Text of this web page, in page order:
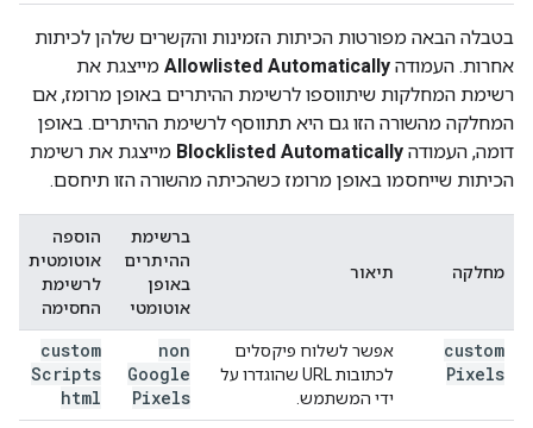
בטבלה הבאה מפורטות הכיתות הזמינות והקשרים שלהן לכיתות
אחרות. העמודה Allowlisted Automatically מייצגת את
רשימת המחלקות שיתווספו לרשימת ההיתרים באופן מרומז, אם
המחלקה מהשורה הזו גם היא תתווסף לרשימת ההיתרים. באופן
דומה, העמודה Blocklisted Automatically מייצגת את רשימת
הכיתות שייחסמו באופן מרומז כשהכיתה מהשורה הזו תיחסם.
מחלקה תיאור
ברשימת
ההיתרים
באופן
אוטומטי
הוספה
אוטומטית
לרשימת
החסימה
custom
Pixels
אפשר לשלוח פיקסלים
לכתובות URL שהוגדרו על
ידי המשתמש.
non
Google
Pixels
custom
Scripts
html